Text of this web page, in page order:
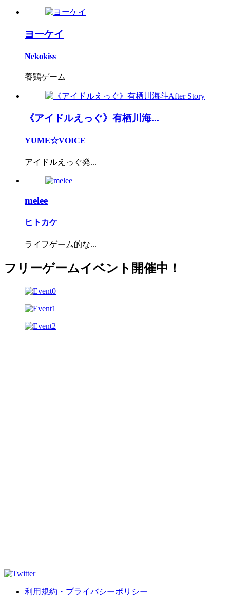
ヨーケイ
Nekokiss
養鶏ゲーム
《アイドルえっぐ》有栖川海...
YUME☆VOICE
アイドルえっぐ発...
melee
ヒトカケ
ライフゲーム的な...
フリーゲームイベント開催中！
利用規約・プライバシーポリシー